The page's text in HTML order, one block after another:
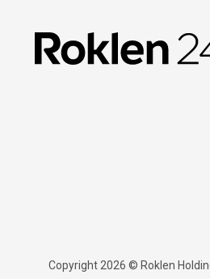
Copyright 2026 © Roklen